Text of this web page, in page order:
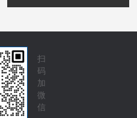
扫
码
加
微
信